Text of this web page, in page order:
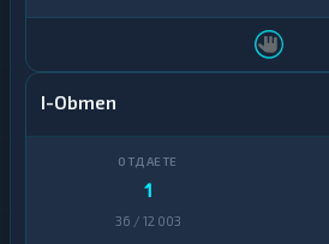
I-Obmen
1
36 / 12 003